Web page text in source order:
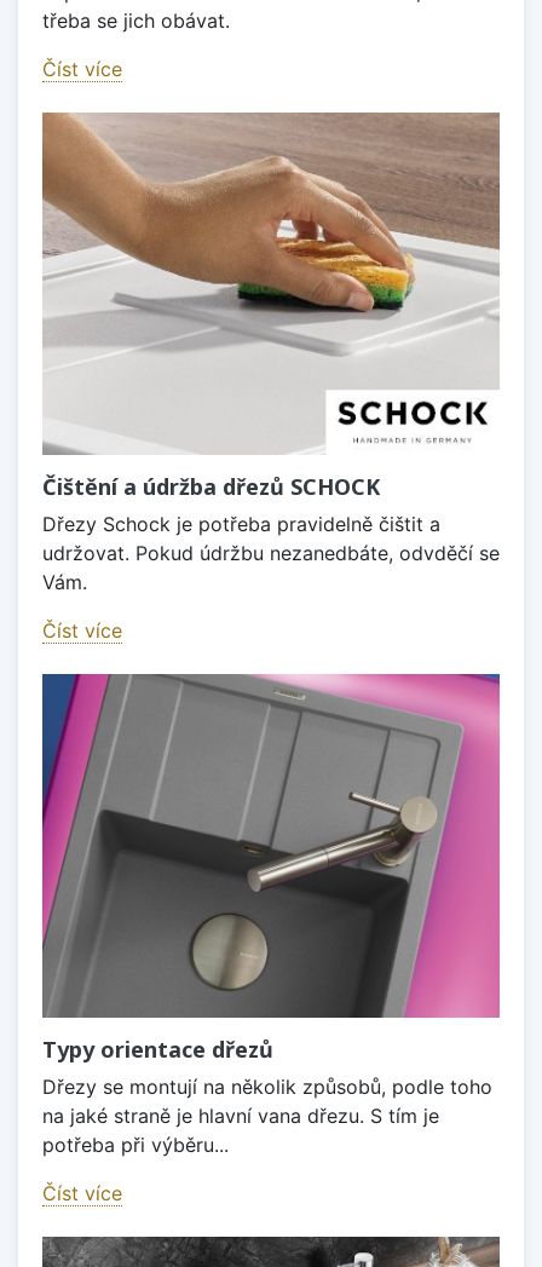
třeba se jich obávat.
Číst více
Čištění a údržba dřezů SCHOCK
Dřezy Schock je potřeba pravidelně čištit a
udržovat. Pokud údržbu nezanedbáte, odvděčí se
Vám.
Číst více
Typy orientace dřezů
Dřezy se montují na několik způsobů, podle toho
na jaké straně je hlavní vana dřezu. S tím je
potřeba při výběru...
Číst více